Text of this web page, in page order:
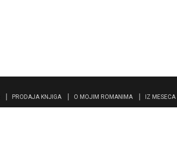
PRODAJA KNJIGA O MOJIM ROMANIMA IZ MESECA